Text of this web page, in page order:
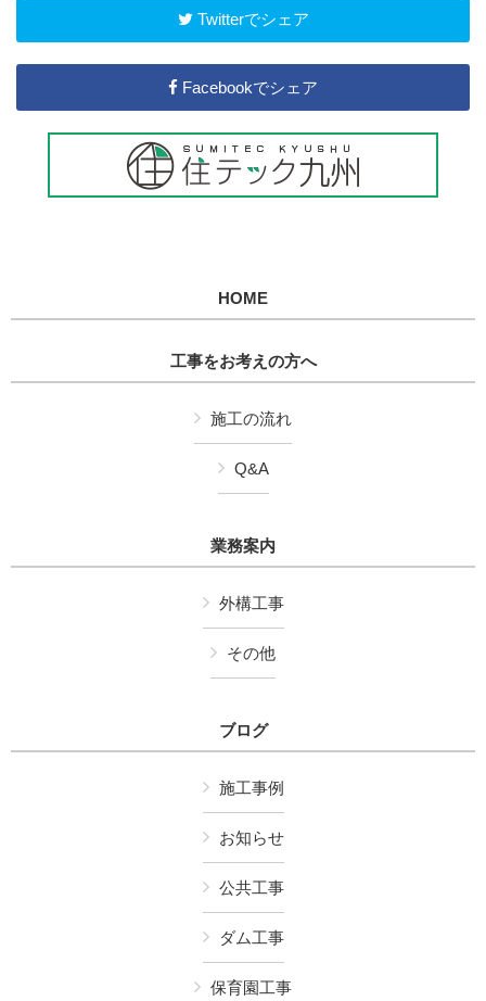
Twitterでシェア
Facebookでシェア
HOME
工事をお考えの方へ
施工の流れ
Q&A
業務案内
外構工事
その他
ブログ
施工事例
お知らせ
公共工事
ダム工事
保育園工事